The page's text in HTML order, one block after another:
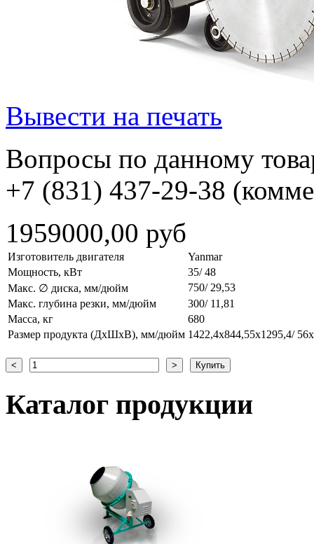
Вывести на печать
Вопросы по данному
+7 (831) 437-29-38
1959000,00 руб
Изготовитель двигателя
Yanmar
Мощность, кВт
35/ 48
Макс. ∅ диска, мм/дюйм
750/ 29,53
Макс. глубина резки, мм/дюйм
300/ 11,81
Масса, кг
680
Размер продукта (ДxШxВ), мм/дюйм 1422,4x844,55x1295,4/
Каталог продукции